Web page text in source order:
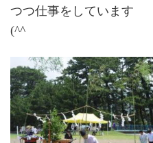
つつ仕事をしています
(^^ゞ